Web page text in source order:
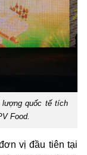
lượng quốc tế tích
Food.
vị đầu tiên tại